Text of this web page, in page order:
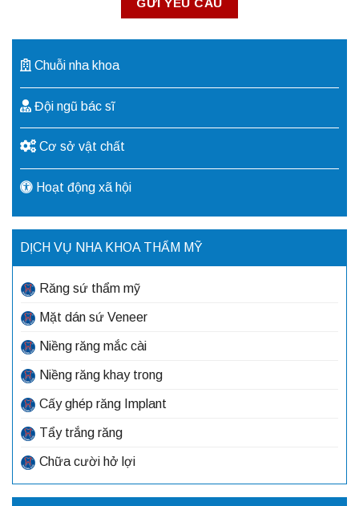
Chuỗi nha khoa
Đội ngũ bác sĩ
Cơ sở vật chất
Hoạt động xã hội
DỊCH VỤ NHA KHOA THẨM MỸ
Răng sứ thẩm mỹ
Mặt dán sứ Veneer
Niềng răng mắc cài
Niềng răng khay trong
Cấy ghép răng Implant
Tẩy trắng răng
Chữa cười hở lợi